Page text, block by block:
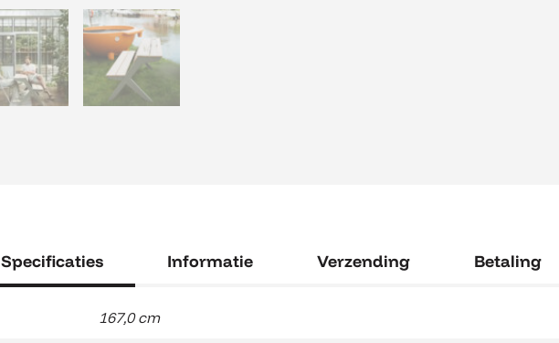
Specificaties Informatie Verzending Betaling
167,0 cm